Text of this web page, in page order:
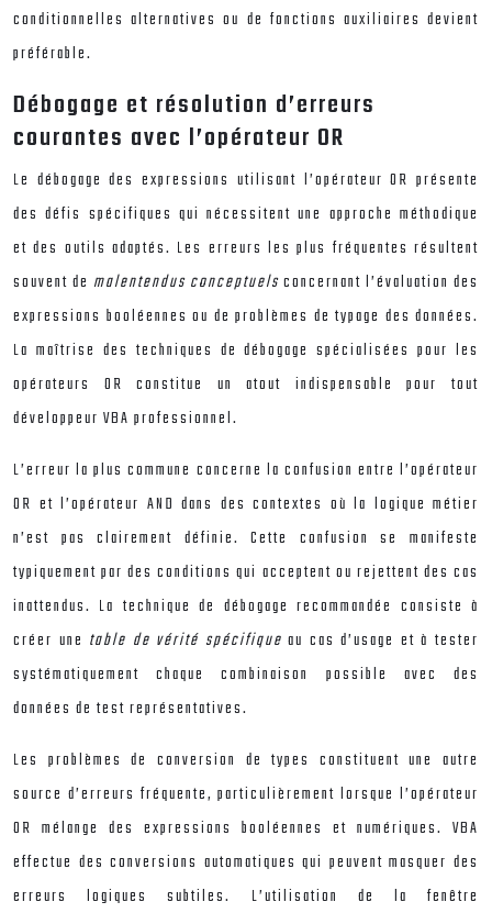
conditionnelles alternatives ou de fonctions auxiliaires devient
préférable.
Débogage et résolution d’erreurs
courantes avec l’opérateur OR
Le débogage des expressions utilisant l’opérateur OR présente
des défis spécifiques qui nécessitent une approche méthodique
et des outils adaptés. Les erreurs les plus fréquentes résultent
souvent de malentendus conceptuelsconcernant l’évaluation des
expressions booléennes ou de problèmes de typage des données.
La maîtrise des techniques de débogage spécialisées pour les
opérateurs OR constitue un atout indispensable pour tout
développeur VBA professionnel.
L’erreur la plus commune concerne la confusion entre l’opérateur
OR et l’opérateur AND dans des contextes où la logique métier
n’est pas clairement définie. Cette confusion se manifeste
typiquement par des conditions qui acceptent ou rejettent des cas
inattendus. La technique de débogage recommandée consiste à
créer une table de vérité spécifique au cas d’usage et à tester
systématiquement chaque combinaison possible avec des
données de test représentatives.
Les problèmes de conversion de types constituent une autre
source d’erreurs fréquente, particulièrement lorsque l’opérateur
OR mélange des expressions booléennes et numériques. VBA
effectue des conversions automatiques qui peuvent masquer des
erreurs logiques subtiles. L’utilisation de la fenêtre